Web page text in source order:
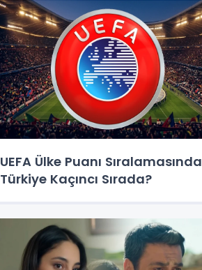
UEFA Ülke Puanı Sıralamasında
Türkiye Kaçıncı Sırada?